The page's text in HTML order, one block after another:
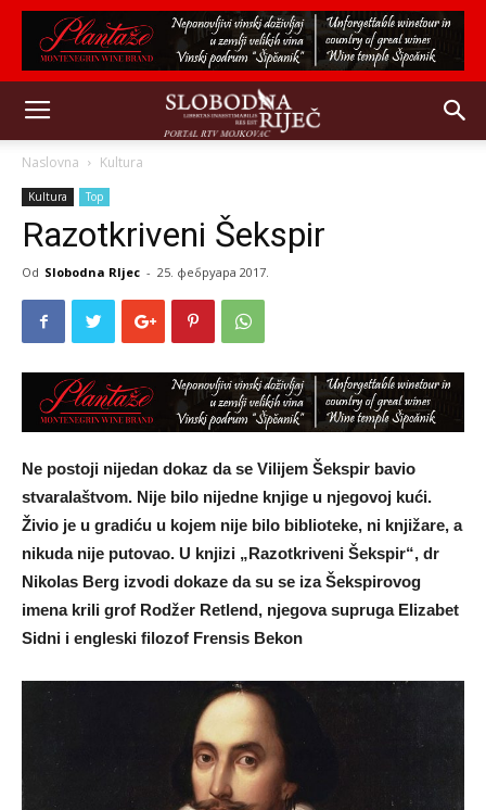
Naslovna Kultura
Kultura Top
Razotkriveni Šekspir
Od Slobodna RIjec - 25. фебруара 2017.
Ne postoji nijedan dokaz da se Vilijem Šekspir bavio
stvaralaštvom. Nije bilo nijedne knjige u njegovoj kući.
Živio je u gradiću u kojem nije bilo biblioteke, ni knjižare, a
nikuda nije putovao. U knjizi „Razotkriveni Šekspir“, dr
Nikolas Berg izvodi dokaze da su se iza Šekspirovog
imena krili grof Rodžer Retlend, njegova supruga Elizabet
Sidni i engleski filozof Frensis Bekon